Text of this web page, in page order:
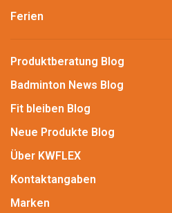
Ferien
Produktberatung Blog
Badminton News Blog
Fit bleiben Blog
Neue Produkte Blog
Über KWFLEX
Kontaktangaben
Marken